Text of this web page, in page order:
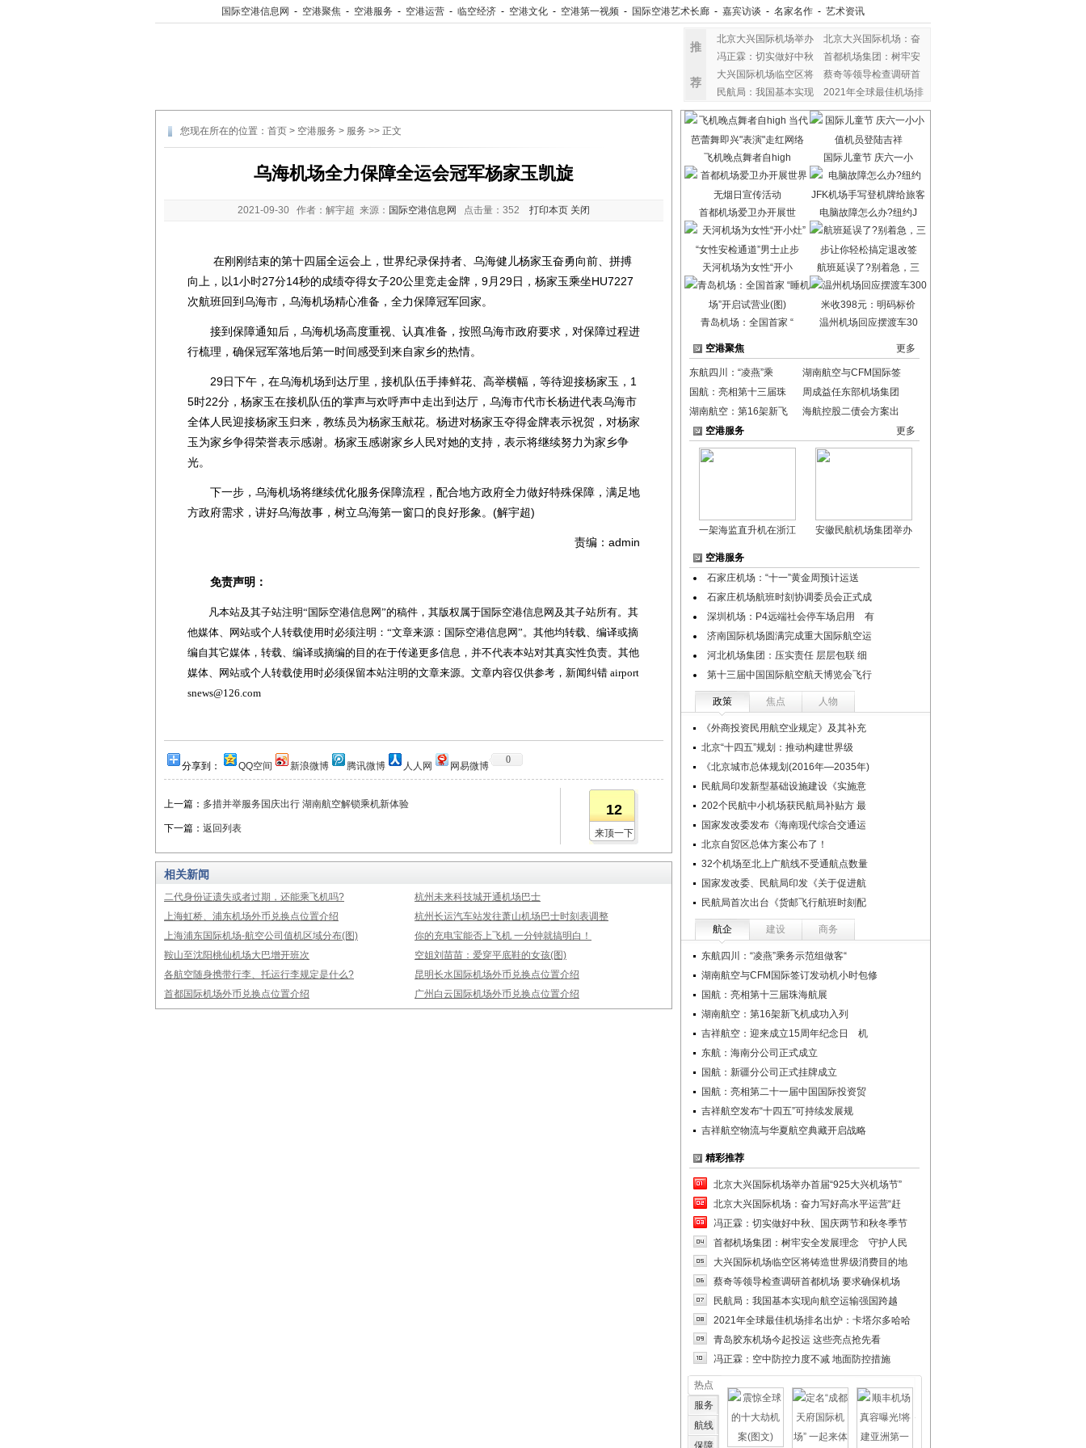
国际空港信息网 - 空港聚焦 - 空港服务 - 空港运营 - 临空经济 - 空港文化 - 空港第一视频 - 国际空港艺术长廊 - 嘉宾访谈 - 名家名作 - 艺术资讯
推
荐
北京大兴国际机场举办
北京大兴国际机场：奋
冯正霖：切实做好中秋
首都机场集团：树牢安
大兴国际机场临空区将
蔡奇等领导检查调研首
民航局：我国基本实现
2021年全球最佳机场排
您现在所在的位置： 首页 > 空港服务 > 服务 >> 正文
乌海机场全力保障全运会冠军杨家玉凯旋
2021-09-30 作者：解宇超 来源： 国际空港信息网 点击量： 352 打印本页 关闭
在刚刚结束的第十四届全运会上，世界纪录保持者、乌海健儿杨家玉奋勇向前、拼搏
向上，以1小时27分14秒的成绩夺得女子20公里竞走金牌，9月29日，杨家玉乘坐HU7227
次航班回到乌海市，乌海机场精心准备，全力保障冠军回家。
接到保障通知后，乌海机场高度重视、认真准备，按照乌海市政府要求，对保障过程进
行梳理，确保冠军落地后第一时间感受到来自家乡的热情。
29日下午，在乌海机场到达厅里，接机队伍手捧鲜花、高举横幅，等待迎接杨家玉，1
5时22分，杨家玉在接机队伍的掌声与欢呼声中走出到达厅，乌海市代市长杨进代表乌海市
全体人民迎接杨家玉归来，教练员为杨家玉献花。杨进对杨家玉夺得金牌表示祝贺，对杨家
玉为家乡争得荣誉表示感谢。杨家玉感谢家乡人民对她的支持，表示将继续努力为家乡争
光。
下一步，乌海机场将继续优化服务保障流程，配合地方政府全力做好特殊保障，满足地
方政府需求，讲好乌海故事，树立乌海第一窗口的良好形象。(解宇超)
责编：admin
免责声明：
凡本站及其子站注明“国际空港信息网”的稿件，其版权属于国际空港信息网及其子站所有。其
他媒体、网站或个人转载使用时必须注明：“文章来源：国际空港信息网”。其他均转载、编译或摘
编自其它媒体，转载、编译或摘编的目的在于传递更多信息，并不代表本站对其真实性负责。其他
媒体、网站或个人转载使用时必须保留本站注明的文章来源。文章内容仅供参考，新闻纠错 airport
snews@126.com
分享到： QQ空间 新浪微博 腾讯微博 人人网 网易微博
0
上一篇： 多措并举服务国庆出行 湖南航空解锁乘机新体验
下一篇： 返回列表
12
来顶一下
相关新闻
二代身份证遗失或者过期，还能乘飞机吗?
杭州未来科技城开通机场巴士
上海虹桥、浦东机场外币兑换点位置介绍
杭州长运汽车站发往萧山机场巴士时刻表调整
上海浦东国际机场-航空公司值机区域分布(图)
你的充电宝能否上飞机 一分钟就搞明白！
鞍山至沈阳桃仙机场大巴增开班次
空姐刘苗苗：爱穿平底鞋的女孩(图)
各航空随身携带行李、托运行李规定是什么?
昆明长水国际机场外币兑换点位置介绍
首都国际机场外币兑换点位置介绍
广州白云国际机场外币兑换点位置介绍
飞机晚点舞者自high 国际儿童节 庆六一小
首都机场爱卫办开展世 电脑故障怎么办?纽约J
天河机场为女性“开小 航班延误了?别着急，三
青岛机场：全国首家 “ 温州机场回应摆渡车30
空港聚焦 更多
东航四川：“凌燕”乘
湖南航空与CFM国际签
国航：亮相第十三届珠
周成益任东部机场集团
湖南航空：第16架新飞
海航控股二债会方案出
空港服务
更多
一架海监直升机在浙江 安徽民航机场集团举办
空港服务
石家庄机场：“十一”黄金周预计运送
石家庄机场航班时刻协调委员会正式成
深圳机场：P4远端社会停车场启用 有
济南国际机场圆满完成重大国际航空运
河北机场集团：压实责任 层层包联 细
第十三届中国国际航空航天博览会飞行
政策 焦点 人物
《外商投资民用航空业规定》及其补充
北京“十四五”规划：推动构建世界级
《北京城市总体规划(2016年—2035年)
民航局印发新型基础设施建设《实施意
202个民航中小机场获民航局补贴方 最
国家发改委发布《海南现代综合交通运
北京自贸区总体方案公布了！
32个机场至北上广航线不受通航点数量
国家发改委、民航局印发《关于促进航
民航局首次出台《货邮飞行航班时刻配
航企 建设 商务
东航四川：“凌燕”乘务示范组做客“
湖南航空与CFM国际签订发动机小时包修
国航：亮相第十三届珠海航展
湖南航空：第16架新飞机成功入列
吉祥航空：迎来成立15周年纪念日 机
东航：海南分公司正式成立
国航：新疆分公司正式挂牌成立
国航：亮相第二十一届中国国际投资贸
吉祥航空发布“十四五”可持续发展规
吉祥航空物流与华夏航空典藏开启战略
精彩推荐
北京大兴国际机场举办首届“925大兴机场节”
北京大兴国际机场：奋力写好高水平运营“赶
冯正霖：切实做好中秋、国庆两节和秋冬季节
首都机场集团：树牢安全发展理念 守护人民
大兴国际机场临空区将铸造世界级消费目的地
蔡奇等领导检查调研首都机场 要求确保机场
民航局：我国基本实现向航空运输强国跨越
2021年全球最佳机场排名出炉：卡塔尔多哈哈
青岛胶东机场今起投运 这些亮点抢先看
冯正霖：空中防控力度不减 地面防控措施
热点
服务
航线
保障